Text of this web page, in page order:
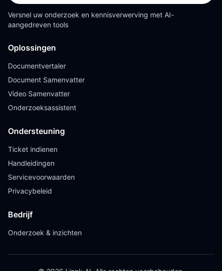
Versnel uw onderzoek en kennisverwerving met AI-
aangedreven tools
Oplossingen
Documentvertaler
Document Samenvatter
Video Samenvatter
Onderzoeksassistent
Ondersteuning
Ticket indienen
Handleidingen
Servicevoorwaarden
Privacybeleid
Bedrijf
Onderzoek & inzichten